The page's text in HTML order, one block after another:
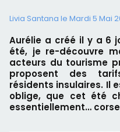
Livia Santana le Mardi 5 Mai
Aurélie a créé il y a 6
été, je re-découvre
acteurs du tourisme
proposent des
résidents insulaires. Il
oblige, que cet été
essentiellement…